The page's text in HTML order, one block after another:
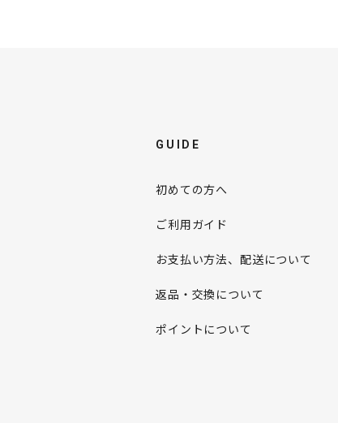
GUIDE
初めての方へ
ご利用ガイド
お支払い方法、配送について
返品・交換について
ポイントについて